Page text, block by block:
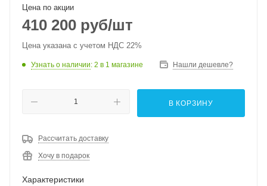
Цена по акции
410 200 руб/шт
Цена указана с учетом НДС 22%
Узнать о наличии: 2 в 1 магазине Нашли дешевле?
В КОРЗИНУ
Рассчитать доставку
Хочу в подарок
Характеристики